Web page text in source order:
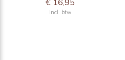
Incl. btw